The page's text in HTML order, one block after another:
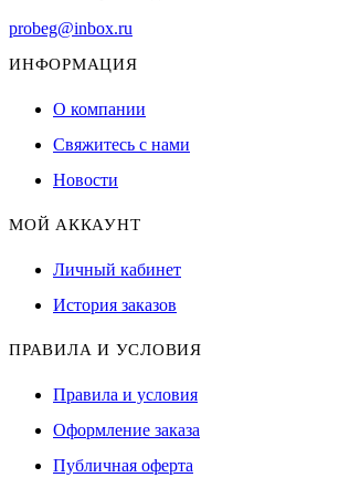
probeg@inbox.ru
ИНФОРМАЦИЯ
О компании
Свяжитесь с нами
Новости
МОЙ АККАУНТ
Личный кабинет
История заказов
ПРАВИЛА И УСЛОВИЯ
Правила и условия
Оформление заказа
Публичная оферта